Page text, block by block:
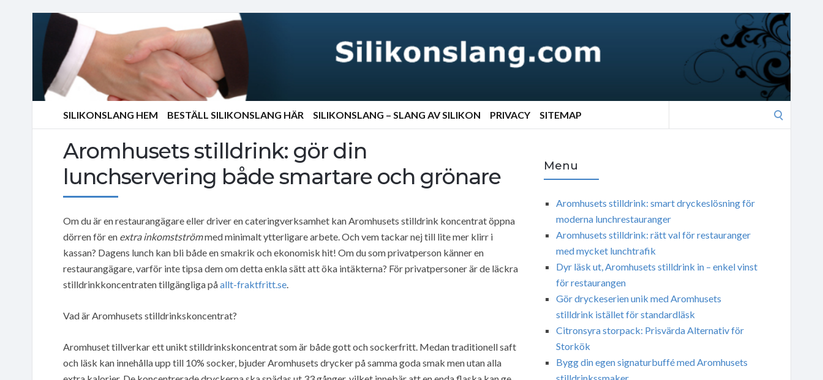
SILIKONSLANG HEM BESTÄLL SILIKONSLANG HÄR SILIKONSLANG – SLANG AV SILIKON PRIVACY SITEMAP
Aromhusets stilldrink: gör din
lunchservering både smartare och grönare
Om du är en restaurangägare eller driver en cateringverksamhet kan Aromhusets stilldrink koncentrat öppna
dörren för en extra inkomstströmmed minimalt ytterligare arbete. Och vem tackar nej till lite mer klirr i
kassan? Dagens lunch kan bli både en smakrik och ekonomisk hit! Om du som privatperson känner en
restaurangägare, varför inte tipsa dem om detta enkla sätt att öka intäkterna? För privatpersoner är de läckra
stilldrinkkoncentraten tillgängliga påallt-fraktfritt.se.
Vad är Aromhusets stilldrinkskoncentrat?
Aromhuset tillverkar ett unikt stilldrinkskoncentrat som är både gott och sockerfritt. Medan traditionell saft
och läsk kan innehålla upp till 10% socker, bjuder Aromhusets drycker på samma goda smak men utan alla
Menu
Aromhusets stilldrink: smart dryckeslösning för
moderna lunchrestauranger
Aromhusets stilldrink: rätt val för restauranger
med mycket lunchtrafik
Dyr läsk ut, Aromhusets stilldrink in – enkel vinst
för restaurangen
Gör dryckeserien unik med Aromhusets
stilldrink istället för standardläsk
Citronsyra storpack: Prisvärda Alternativ för
Storkök
Bygg din egen signaturbuffé med Aromhusets